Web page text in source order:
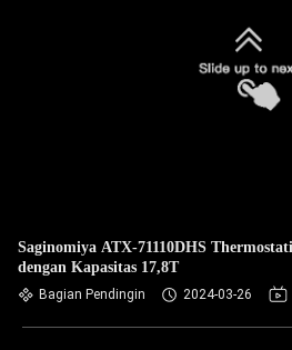
Saginomiya ATX-71110DHS
dengan Kapasitas 17,8T
Bagian Pendingin 2024-03-26